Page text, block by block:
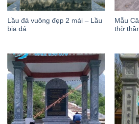
Lầu đá vuông đẹp 2 mái – Lầu
bia đá
Mẫu
thờ